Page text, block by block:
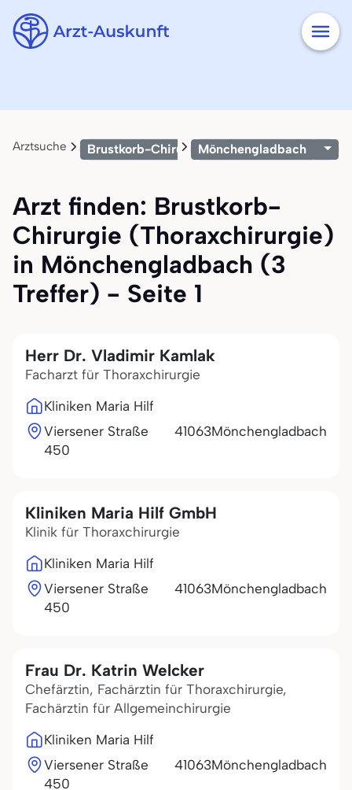
Arztsuche Brustkorb-Chirurgie (Thoraxchirurgie)
Mönchengladbach
Arzt finden: Brustkorb-
Chirurgie (Thoraxchirurgie)
in Mönchengladbach (3
Treffer) - Seite 1
Herr Dr. Vladimir Kamlak
Facharzt für Thoraxchirurgie
Kliniken Maria Hilf
Viersener Straße
450
41063Mönchengladbach
Kliniken Maria Hilf GmbH
Klinik für Thoraxchirurgie
Kliniken Maria Hilf
Viersener Straße
450
41063Mönchengladbach
Frau Dr. Katrin Welcker
Chefärztin, Fachärztin für Thoraxchirurgie,
Fachärztin für Allgemeinchirurgie
Kliniken Maria Hilf
Viersener Straße
450
41063Mönchengladbach